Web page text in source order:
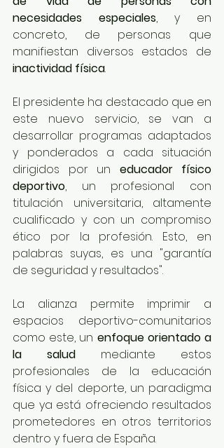
necesidades especiales, y en
concreto, de personas que
manifiestan diversos estados de
inactividad física.
El presidente ha destacado que en
este nuevo servicio, se van a
desarrollar programas adaptados
y ponderados a cada situación
dirigidos por un educador físico
deportivo, un profesional con
titulación universitaria, altamente
cualificado y con un compromiso
ético por la profesión. Esto, en
palabras suyas, es una "garantía
de seguridad y resultados".
La alianza permite imprimir a
espacios deportivo-comunitarios
como este, un enfoque orientado a
la salud mediante estos
profesionales de la educación
física y del deporte, un paradigma
que ya está ofreciendo resultados
prometedores en otros territorios
dentro y fuera de España.